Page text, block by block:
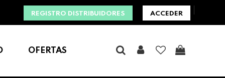
REGISTRO DISTRIBUIDORES ACCEDER
OFERTAS